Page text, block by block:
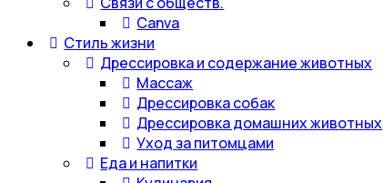
Canva
Стиль жизни
Дрессировка и содержание животных
Массаж
Дрессировка собак
Дрессировка домашних животных
Уход за питомцами
Еда и напитки